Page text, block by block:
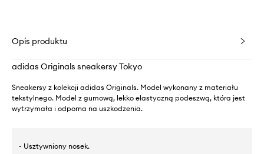
Opis produktu
adidas Originals sneakersy Tokyo
Sneakersy z kolekcji adidas Originals. Model wykonany z materiału
tekstylnego. Model z gumową, lekko elastyczną podeszwą, która jest
wytrzymała i odporna na uszkodzenia.
- Usztywniony nosek.